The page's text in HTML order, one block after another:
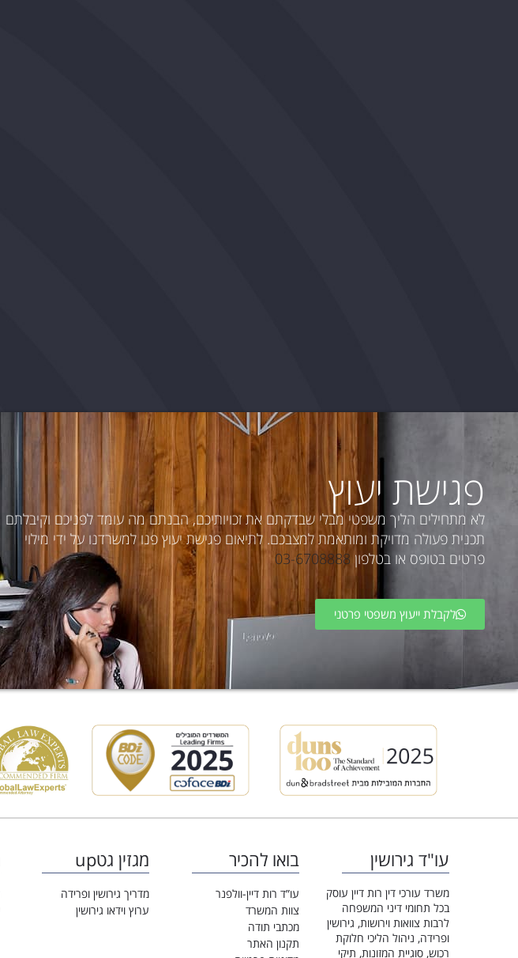
פגישת יעוץ
לא מתחילים הליך משפטי מבלי שבדקתם את זכויותיכם, הבנתם מה עומד לפניכם וקיבלתם
תכנית פעולה מדויקת ומותאמת למצבכם. לתיאום פגישת יעוץ פנו למשרדנו על ידי מילוי
פרטים בטופס או בטלפון 03-6708888
לקבלת ייעוץ משפטי פרטני
עו"ד גירושין
משרד עורכי דין רות דיין עוסק
בכל תחומי דיני המשפחה
לרבות צוואות וירושות, גירושין
ופרידה, ניהול הליכי חלוקת
רכוש, סוגיית המזונות, תיקי
בואו להכיר
עו”ד רות דיין-וולפנר
צוות המשרד
מכתבי תודה
תקנון האתר
מגזין גטup
מדריך גירושין ופרידה
ערוץ וידאו גירושין